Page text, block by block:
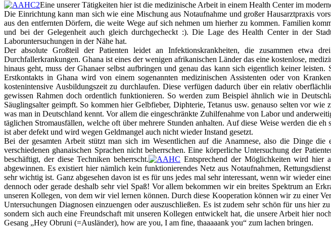
Eine unserer Tätigkeiten hier ist die medizinische Arbeit in einem Health Center im
Die Einrichtung kann man sich wie eine Mischung aus Notaufnahme und großer Hausarztpraxis
aus den entfernten Dörfern, die weite Wege auf sich nehmen um hierher zu kommen. Familien
und bei der Gelegenheit auch gleich durchgecheckt :). Die Lage des Health Center in der
Laboruntersuchungen in der Nähe hat.
Der absolute Großteil der Patienten leidet an Infektionskrankheiten, die zusammen etwa
Durchfallerkrankungen. Ghana ist eines der wenigen afrikanischen Länder das eine kostenlose,
hinaus geht, muss der Ghanaer selbst aufbringen und genau das kann sich eigentlich keiner
Erstkontakts in Ghana wird von einem sogenannten medizinischen Assistenten oder von
kostenintensive Ausbildungszeit zu durchlaufen. Diese verfügen dadurch über ein relativ
gewissen Rahmen doch ordentlich funktionieren. So werden zum Beispiel ähnlich wie in
Säuglingsalter geimpft. So kommen hier Gelbfieber, Diphterie, Tetanus usw. genauso selten vor
was man in Deutschland kennt. Vor allem die eingeschränkte Zuhilfenahme von Labor und
täglichen Stromausfällen, welche oft über mehrere Stunden anhalten. Auf diese Weise werden die
ist aber defekt und wird wegen Geldmangel auch nicht wieder Instand gesetzt.
Bei der gesamten Arbeit stützt man sich im Wesentlichen auf die Anamnese, also die Dinge
verschiedenen ghanaischen Sprachen nicht beherrschen. Eine körperliche Untersuchung der
beschäftigt, der diese Techniken beherrscht.
Entsprechend der Möglichkeiten wird hier
abgewinnen. Es existiert hier nämlich kein funktionierendes Netz aus Notaufnahmen,
sehr wichtig ist. Ganz abgesehen davon ist es für uns jedes mal sehr interessant, wenn wir wieder
dennoch oder gerade deshalb sehr viel Spaß! Vor allem bekommen wir ein breites Spektrum an
unseren Kollegen, von dem wir viel lernen können. Durch diese Kooperation können wir zu einer
Untersuchungen Diagnosen einzuengen oder auszuschließen. Es ist zudem sehr schön für uns
sondern sich auch eine Freundschaft mit unseren Kollegen entwickelt hat, die unsere Arbeit hier
Gesang „Hey Obruni (=Ausländer), how are you, I am fine, thaaaaank you“ zum lachen bringen.